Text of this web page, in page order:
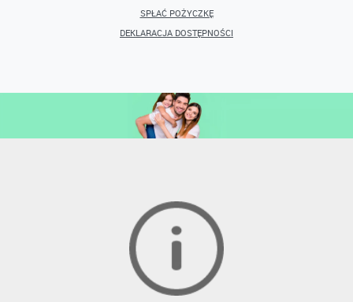
SPŁAĆ POŻYCZKĘ
DEKLARACJA DOSTĘPNOŚCI